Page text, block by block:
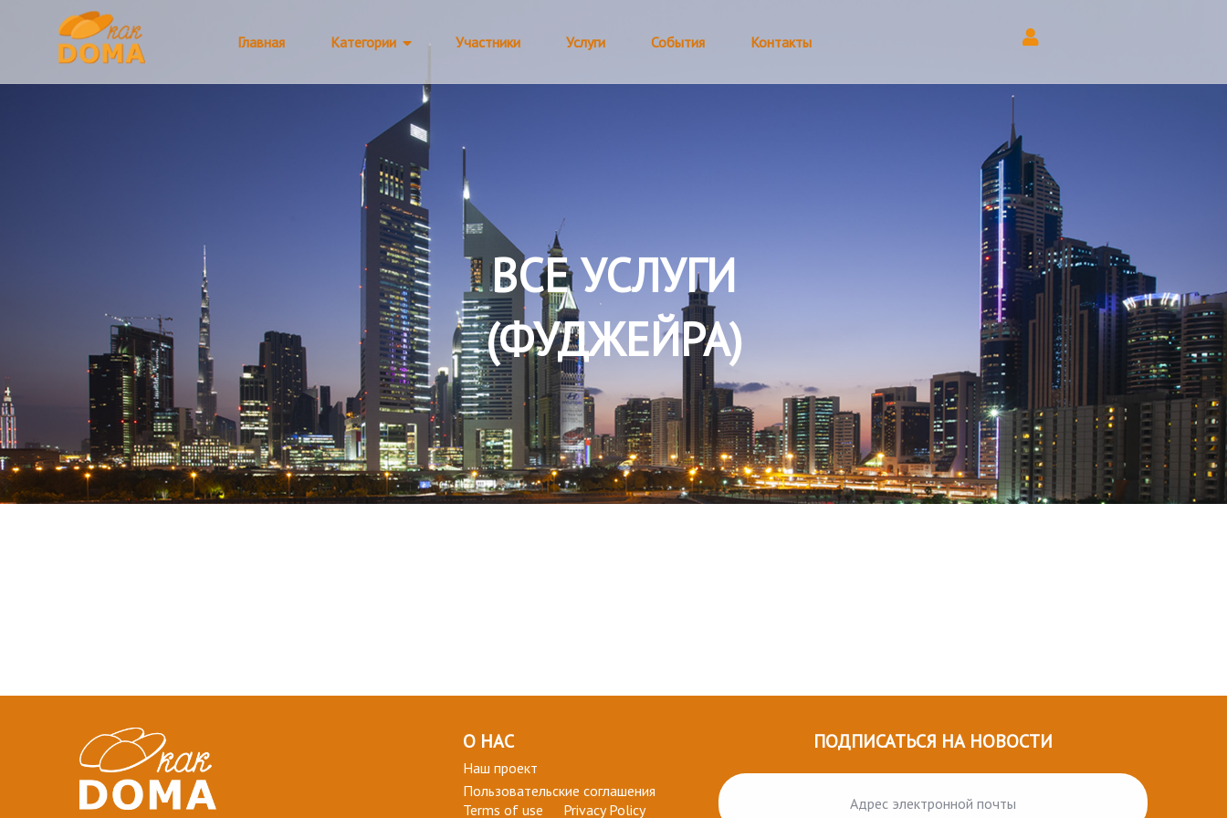
Главная Категории Участники Услуги События Контакты
ВСЕ УСЛУГИ
(ФУДЖЕЙРА)
О НАС
Наш проект
Пользовательские соглашения
Terms of use
Privacy Policy
ПОДПИСАТЬСЯ НА НОВОСТИ